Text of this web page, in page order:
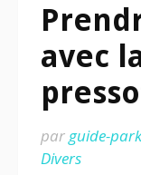
avec
parguide-
Divers